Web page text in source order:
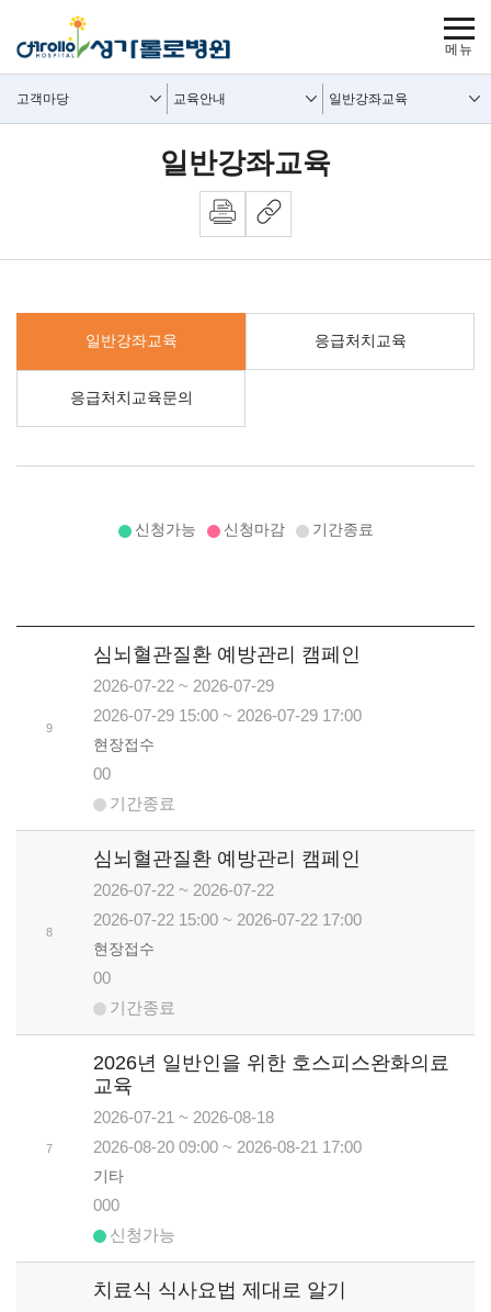
사이트
보조메뉴
고객마당 교육안내 일반강좌교육
일반강좌교육
일반강좌교육 응급처치교육
응급처치교육문의
신청가능 신청마감 기간종료
9
심뇌혈관질환 예방관리 캠페인
2026-07-22 ~ 2026-07-29
2026-07-29 15:00 ~ 2026-07-29 17:00
현장접수
00
기간종료
8
심뇌혈관질환 예방관리 캠페인
2026-07-22 ~ 2026-07-22
2026-07-22 15:00 ~ 2026-07-22 17:00
현장접수
00
기간종료
7
2026년 일반인을 위한 호스피스완화의료
교육
2026-07-21 ~ 2026-08-18
2026-08-20 09:00 ~ 2026-08-21 17:00
기타
000
신청가능
치료식 식사요법 제대로 알기